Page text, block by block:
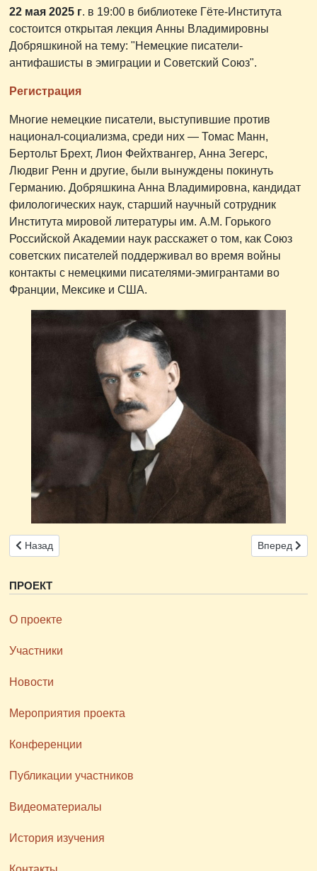
22 мая 2025 г. в 19:00 в библиотеке Гёте-Института
состоится открытая лекция Анны Владимировны
Добряшкиной на тему: "Немецкие писатели-
антифашисты в эмиграции и Советский Союз".
Регистрация
Многие немецкие писатели, выступившие против
национал-социализма, среди них — Томас Манн,
Бертольт Брехт, Лион Фейхтвангер, Анна Зегерс,
Людвиг Ренн и другие, были вынуждены покинуть
Германию. Добряшкина Анна Владимировна, кандидат
филологических наук, старший научный сотрудник
Института мировой литературы им. А.М. Горького
Российской Академии наук расскажет о том, как Союз
советских писателей поддерживал во время войны
контакты с немецкими писателями-эмигрантами во
Франции, Мексике и США.
Предыдущий: 30 мая 2025 г. в ИНИОН РАН состоится лекция
Назад Следующий:
Вперед
ПРОЕКТ
О проекте
Участники
Новости
Мероприятия проекта
Конференции
Публикации участников
Видеоматериалы
История изучения